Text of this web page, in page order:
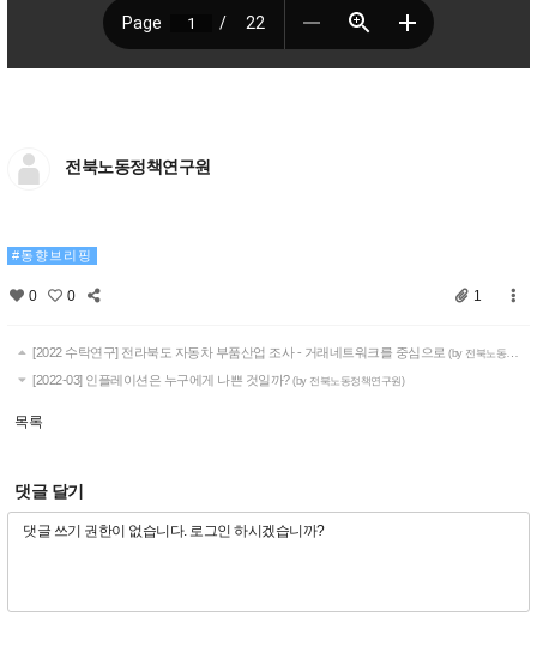
전북노동정책연구원
동향브리핑
0 0 1
[2022 수탁연구] 전라북도 자동차 부품산업 조사 - 거래네트워크를 중심으로 (by 전북노동정책연구원)
[2022-03] 인플레이션은 누구에게 나쁜 것일까?(by 전북노동정책연구원)
목록
댓글 달기